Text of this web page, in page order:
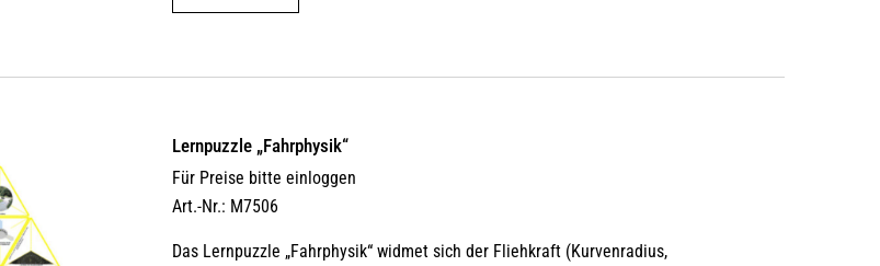
Lernpuzzle „Fahrphysik“
Für Preise bitte einloggen
Art.-Nr.: M7506
Das Lernpuzzle „Fahrphysik“ widmet sich der Fliehkraft (Kurvenradius,